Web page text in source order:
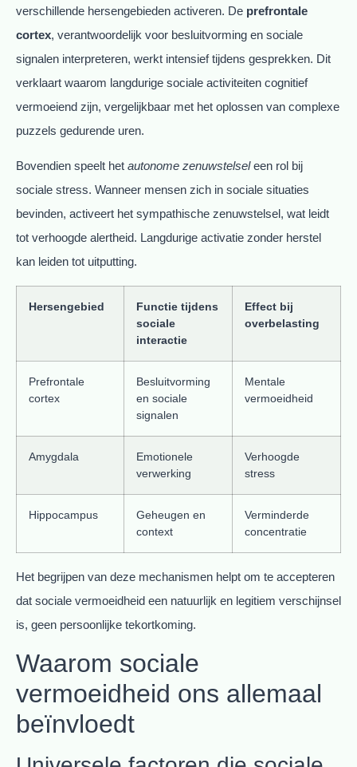
verschillende hersengebieden activeren. De prefrontale
cortex, verantwoordelijk voor besluitvorming en sociale
signalen interpreteren, werkt intensief tijdens gesprekken. Dit
verklaart waarom langdurige sociale activiteiten cognitief
vermoeiend zijn, vergelijkbaar met het oplossen van complexe
puzzels gedurende uren.
Bovendien speelt het autonome zenuwstelseleen rol bij
sociale stress. Wanneer mensen zich in sociale situaties
bevinden, activeert het sympathische zenuwstelsel, wat leidt
tot verhoogde alertheid. Langdurige activatie zonder herstel
kan leiden tot uitputting.
Hersengebied
Functie tijdens
sociale
interactie
Effect bij
overbelasting
Prefrontale
cortex
Besluitvorming
en sociale
signalen
Mentale
vermoeidheid
Amygdala
Emotionele
verwerking
Verhoogde
stress
Hippocampus
Geheugen en
context
Verminderde
concentratie
Het begrijpen van deze mechanismen helpt om te accepteren
dat sociale vermoeidheid een natuurlijk en legitiem verschijnsel
is, geen persoonlijke tekortkoming.
Waarom sociale
vermoeidheid ons allemaal
beïnvloedt